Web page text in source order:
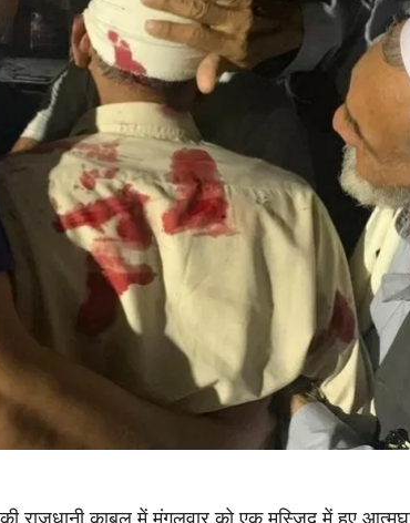
राजधानी काबुल में मंगलवार को एक मस्जिद में हुए